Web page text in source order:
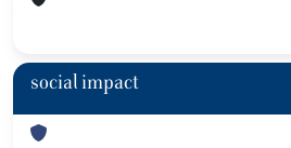
social impact